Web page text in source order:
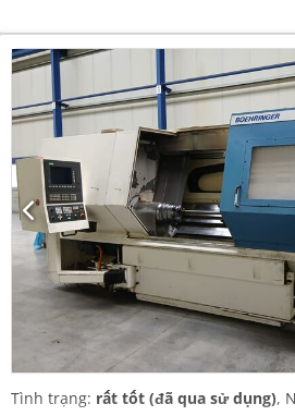
Tình trạng: rất tốt (đã qua sử dụng),